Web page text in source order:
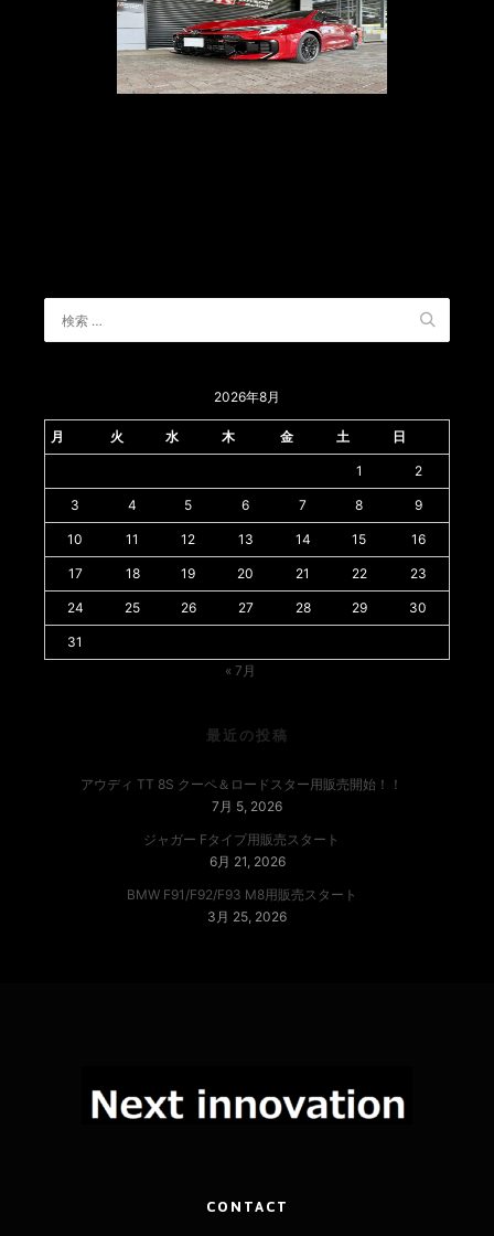
2026年8月
月 火 水 木 金 土 日
1 2
3 4 5 6 7 8 9
10 11 12 13 14 15 16
17 18 19 20 21 22 23
24 25 26 27 28 29 30
31
« 7月
最近の投稿
アウディ TT 8S クーペ＆ロードスター用販売開始！！
7月 5, 2026
ジャガー Fタイプ用販売スタート
6月 21, 2026
BMW F91/F92/F93 M8用販売スタート
3月 25, 2026
CONTACT